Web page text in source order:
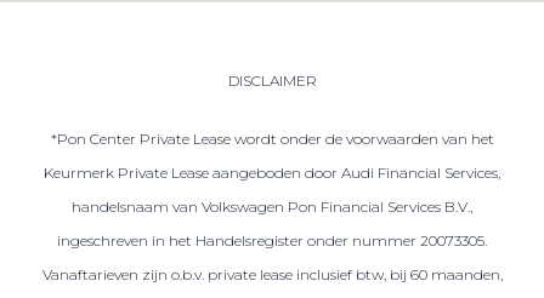
DISCLAIMER
*Pon Center Private Lease wordt onder de voorwaarden van het
Keurmerk Private Lease aangeboden door Audi Financial Services,
handelsnaam van Volkswagen Pon Financial Services B.V.,
ingeschreven in het Handelsregister onder nummer 20073305.
Vanaftarieven zijn o.b.v. private lease inclusief btw, bij 60 maanden,